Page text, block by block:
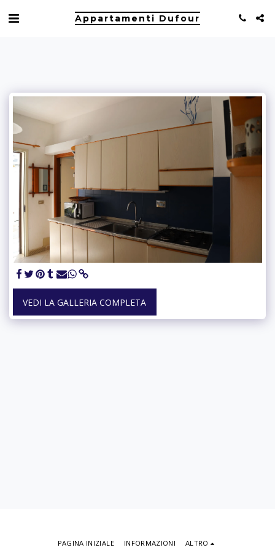
Appartamenti Dufour
VEDI LA GALLERIA COMPLETA
PAGINA INIZIALE INFORMAZIONI ALTRO